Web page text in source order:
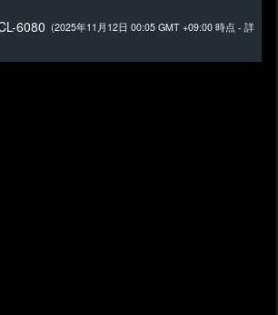
6080 (2025年11月12日 00:05 GMT +09:00 時点 -詳